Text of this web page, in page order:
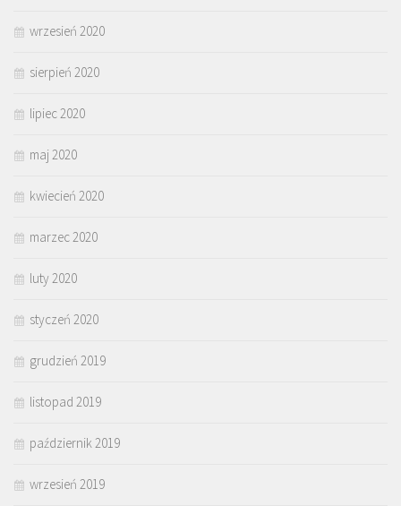
wrzesień 2020
sierpień 2020
lipiec 2020
maj 2020
kwiecień 2020
marzec 2020
luty 2020
styczeń 2020
grudzień 2019
listopad 2019
październik 2019
wrzesień 2019